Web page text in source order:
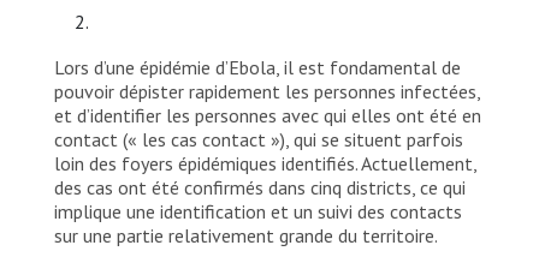
Lors d’une épidémie d’Ebola, il est fondamental de
pouvoir dépister rapidement les personnes infectées,
et d’identifier les personnes avec qui elles ont été en
contact (« les cas contact »), qui se situent parfois
loin des foyers épidémiques identifiés. Actuellement,
des cas ont été confirmés dans cinq districts, ce qui
implique une identification et un suivi des contacts
sur une partie relativement grande du territoire.